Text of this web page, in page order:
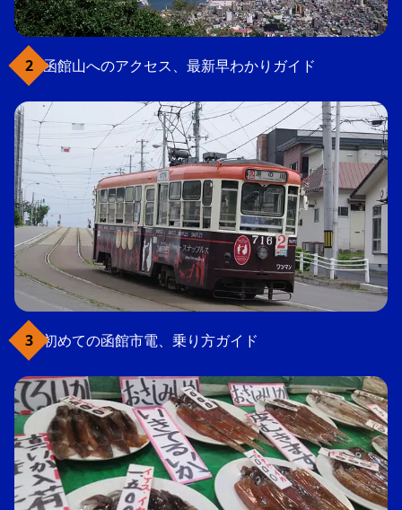
函館山へのアクセス、最新早わかりガイド
初めての函館市電、乗り方ガイド